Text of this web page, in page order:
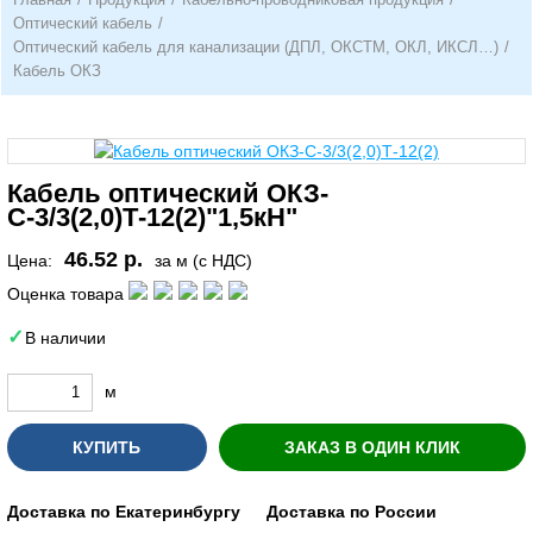
Оптический кабель /
Оптический кабель для канализации (ДПЛ, ОКСТМ, ОКЛ, ИКСЛ…) /
Кабель ОКЗ
Кабель оптический ОКЗ-
С-3/3(2,0)Т-12(2)"1,5кН"
Цена: 46.52 р.
за м (с НДС)
Оценка товара
В наличии
м
КУПИТЬ ЗАКАЗ В ОДИН КЛИК
Доставка по Екатеринбургу Доставка по России